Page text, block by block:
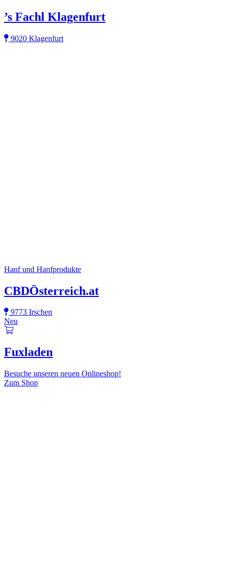
’s Fachl Klagenfurt
9020 Klagenfurt
Hanf und Hanfprodukte
CBDÖsterreich.at
9773 Irschen
Neu
Fuxladen
Besuche unseren neuen Onlineshop!
Zum Shop